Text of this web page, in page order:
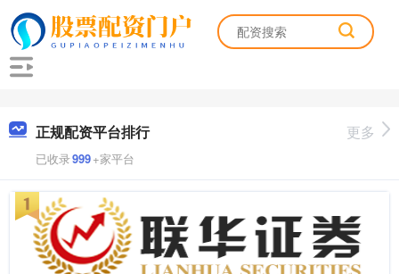
正规配资平台排行
已收录999+家平台
更多